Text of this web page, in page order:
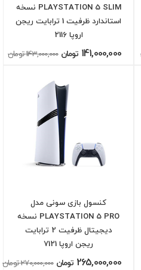
PLAYSTATION 5 SLIM نسخه
استاندارد ظرفیت 1 ترابایت ریجن
اروپا 2116
141,000,000 تومان 143,000,000 تومان
کنسول بازی سونی مدل
PLAYSTATION 5 PRO نسخه
دیجیتال ظرفیت 2 ترابایت
ریجن اروپا 7121
265,000,000 تومان 270,000,000 تومان